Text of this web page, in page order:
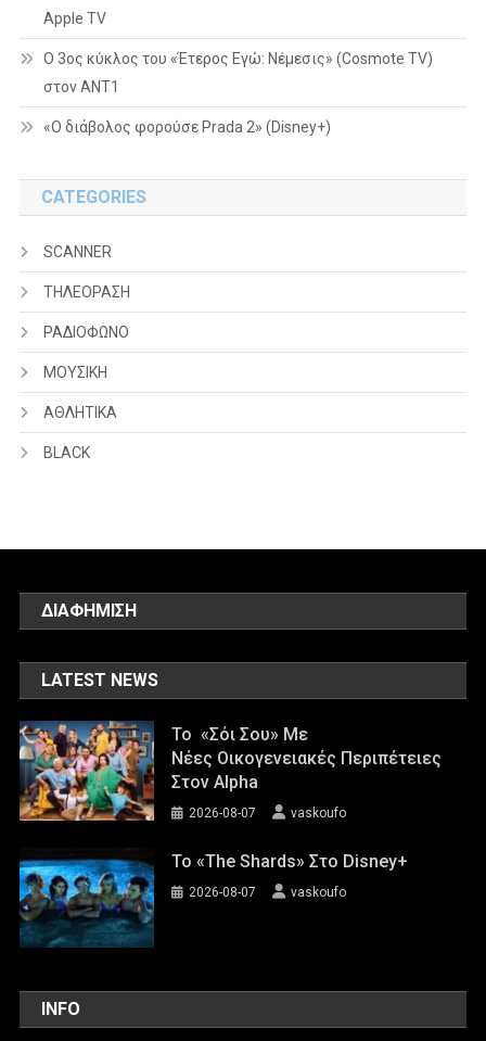
Apple TV
Ο 3ος κύκλος του «Έτερος Εγώ: Νέμεσις» (Cosmote TV)
στον ΑΝΤ1
«Ο διάβολος φορούσε Prada 2» (Disney+)
CATEGORIES
SCANNER
ΤΗΛΕΟΡΑΣΗ
ΡΑΔΙΟΦΩΝΟ
ΜΟΥΣΙΚΗ
ΑΘΛΗΤΙΚΑ
BLACK
ΔΙΑΦΗΜΙΣΗ
LATEST NEWS
Το «Σόι Σου» Με
Νέες Οικογενειακές Περιπέτειες
Στον Alpha
2026-08-07 vaskoufo
To «The Shards» Στο Disney+
2026-08-07 vaskoufo
INFO